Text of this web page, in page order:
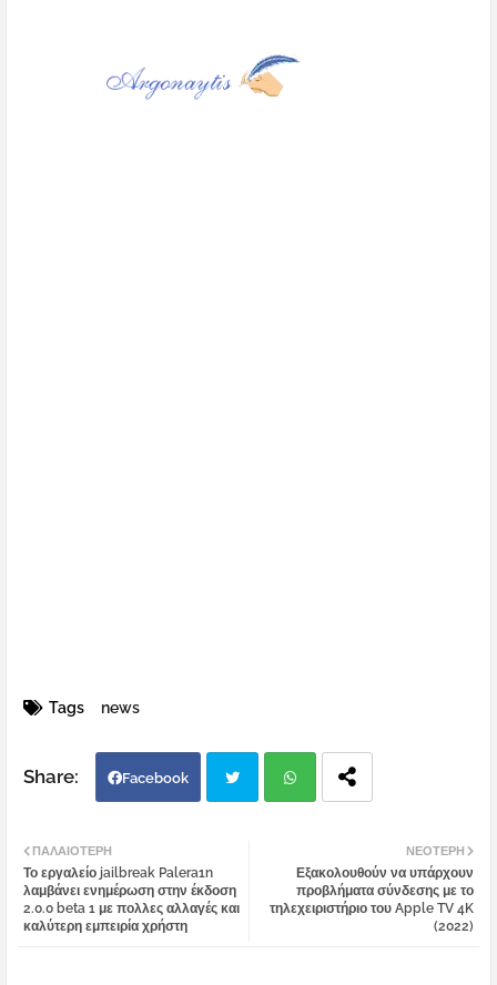
Tags news
Facebook
atsa
ΝΕΌΤΕΡΗ
Εξακολουθούν να υπάρχουν
προβλήματα σύνδεσης με το
τηλεχειριστήριο του Apple TV 4K
(2022)
ΠΑΛΑΙΌΤΕΡΗ
Το εργαλείο jailbreak Palera1n
λαμβάνει ενημέρωση στην έκδοση
2.0.0 beta 1 με πολλες αλλαγές και
καλύτερη εμπειρία χρήστη